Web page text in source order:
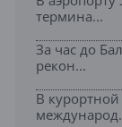
термина...
За час до
рекон...
В